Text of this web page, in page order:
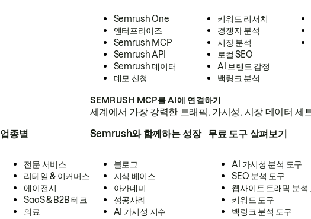
Semrush One
엔터프라이즈
Semrush MCP
Semrush API
Semrush 데이터
데모 신청
키워드 리서치
경쟁자 분석
시장 분석
로컬 SEO
AI 브랜드 감정
백링크 분석
SEMRUSH MCP를 AI에 연결하기
세계에서 가장 강력한 트래픽, 가시성, 시장 데이터
업종별
전문 서비스
리테일 & 이커머스
에이전시
SaaS & B2B 테크
의료
Semrush와 함께하는 성장
블로그
지식 베이스
아카데미
성공사례
AI 가시성 지수
무료 도구 살펴보기
AI 가시성 분석 도구
SEO 분석 도구
웹사이트 트래픽 분석
키워드 도구
백링크 분석 도구